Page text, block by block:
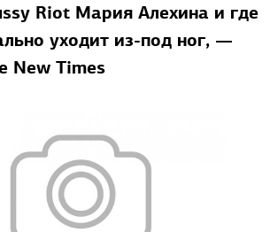
Riot Мария Алехина и где
уходит из-под ног, —
New Times